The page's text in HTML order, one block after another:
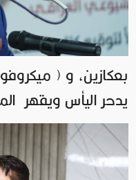
بعكازين، و (
يدحر اليأس ويقهر